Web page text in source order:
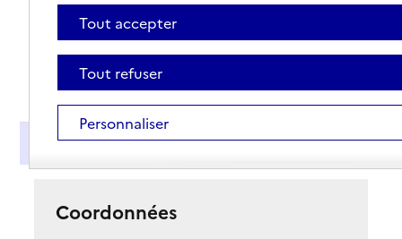
Présentation
Coordonnées
Tout accepter
Tout refuser
Personnaliser